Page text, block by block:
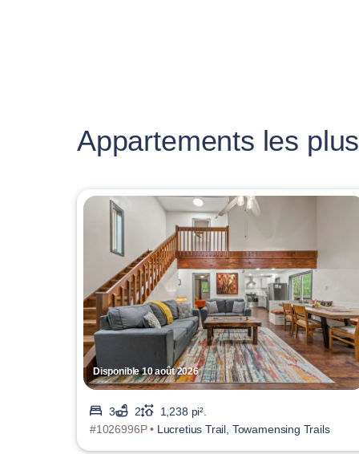
Appartements les
Disponible 10 août 2026
3 2
1,238 pi².
#1026996P • Lucretius Trail, Towamensing Trails